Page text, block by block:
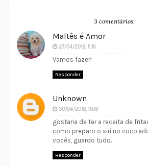
3 comentários:
Maltês é Amor
27/04/2018, 11:16
Vamos fazer!
Responder
Unknown
30/04/2018, 11:08
gostaria de ter a receita de
como preparo o siri no
vocês, guardo tudo.
Responder